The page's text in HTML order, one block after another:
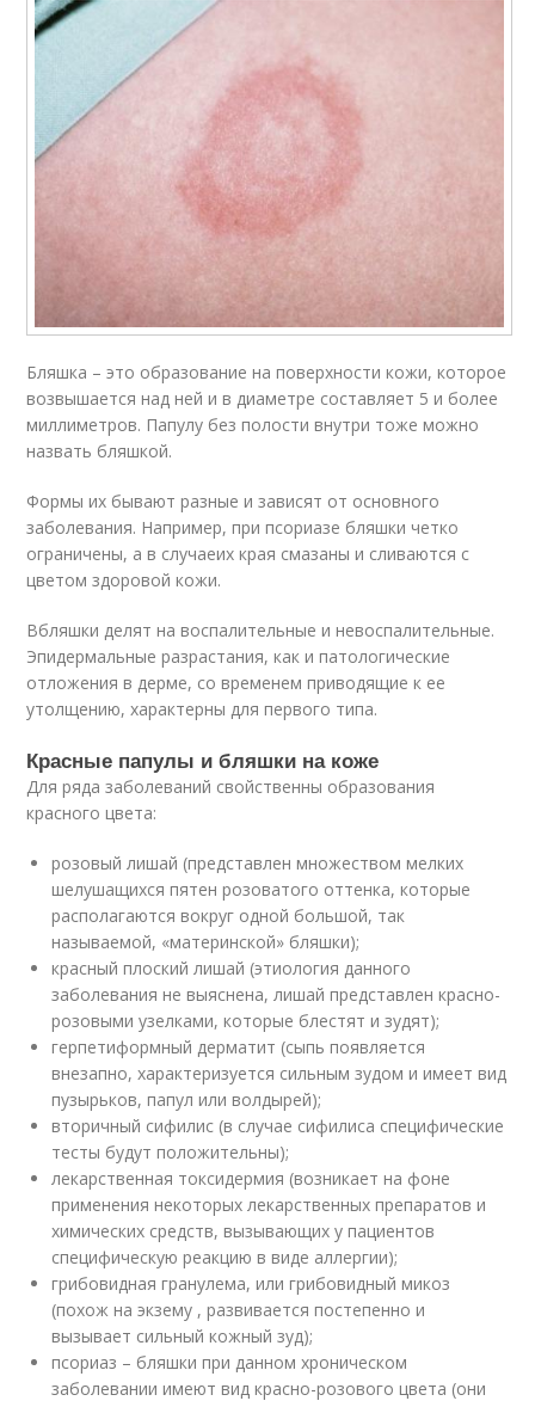
Бляшка – это образование на поверхности кожи, которое
возвышается над ней и в диаметре составляет 5 и более
миллиметров. Папулу без полости внутри тоже можно
назвать бляшкой.
Формы их бывают разные и зависят от основного
заболевания. Например, при псориазе бляшки четко
ограничены, а в случаеих края смазаны и сливаются с
цветом здоровой кожи.
Вбляшки делят на воспалительные и невоспалительные.
Эпидермальные разрастания, как и патологические
отложения в дерме, со временем приводящие к ее
утолщению, характерны для первого типа.
Красные папулы и бляшки на коже
Для ряда заболеваний свойственны образования
красного цвета:
розовый лишай (представлен множеством мелких
шелушащихся пятен розоватого оттенка, которые
располагаются вокруг одной большой, так
называемой, «материнской» бляшки);
красный плоский лишай (этиология данного
заболевания не выяснена, лишай представлен красно-
розовыми узелками, которые блестят и зудят);
герпетиформный дерматит (сыпь появляется
внезапно, характеризуется сильным зудом и имеет вид
пузырьков, папул или волдырей);
вторичный сифилис (в случае сифилиса специфические
тесты будут положительны);
лекарственная токсидермия (возникает на фоне
применения некоторых лекарственных препаратов и
химических средств, вызывающих у пациентов
специфическую реакцию в виде аллергии);
грибовидная гранулема, или грибовидный микоз
(похож на экзему , развивается постепенно и
вызывает сильный кожный зуд);
псориаз – бляшки при данном хроническом
заболевании имеют вид красно-розового цвета (они